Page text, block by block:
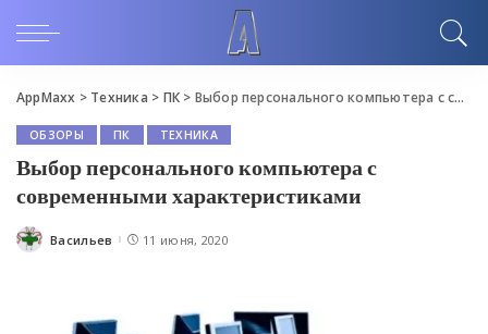
AppMaxx > Техника > ПК> Выбор персонального компьютера с современными характеристиками
ОБЗОРЫ ПК ТЕХНИКА
Выбор персонального компьютера с
современными характеристиками
Posted
Васильев 11 июня, 2020